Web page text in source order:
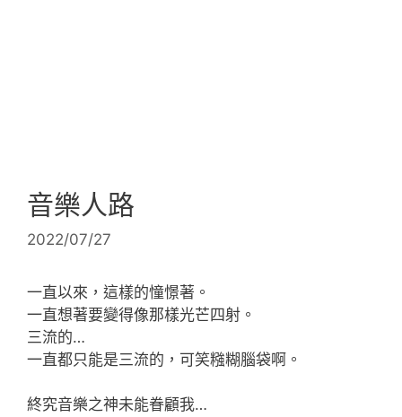
音樂人路
2022/07/27
一直以來，這樣的憧憬著。
一直想著要變得像那樣光芒四射。
三流的…
一直都只能是三流的，可笑糨糊腦袋啊。
終究音樂之神未能眷顧我…